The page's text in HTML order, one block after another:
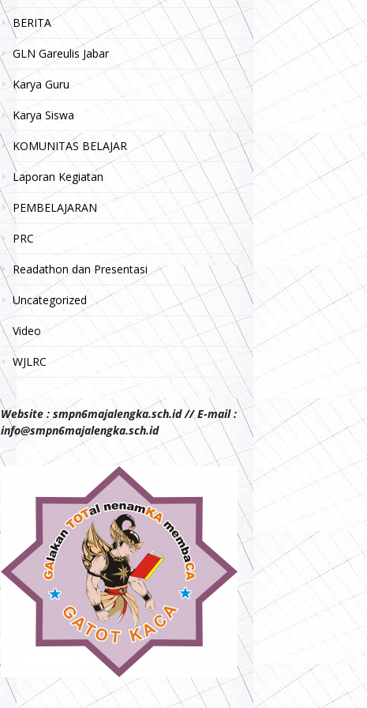
BERITA
GLN Gareulis Jabar
Karya Guru
Karya Siswa
KOMUNITAS BELAJAR
Laporan Kegiatan
PEMBELAJARAN
PRC
Readathon dan Presentasi
Uncategorized
Video
WJLRC
Website : smpn6majalengka.sch.id // E-mail :
info@smpn6majalengka.sch.id